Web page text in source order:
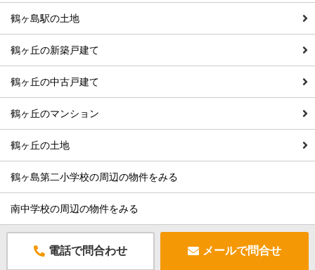
鶴ヶ島駅の土地
鶴ヶ丘の新築戸建て
鶴ヶ丘の中古戸建て
鶴ヶ丘のマンション
鶴ヶ丘の土地
鶴ヶ島第二小学校の周辺の物件をみる
南中学校の周辺の物件をみる
電話で問合わせ メールで問合せ